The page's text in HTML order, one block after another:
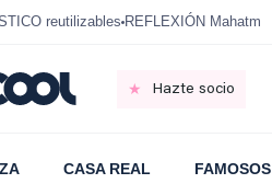
reutilizables REFLEXIÓN
Hazte socio
CASA REAL FAMOSOS